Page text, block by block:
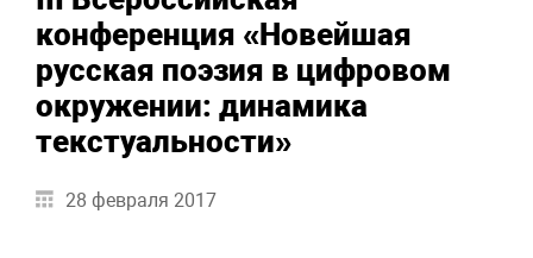
конференция «Новейшая
русская поэзия в цифровом
окружении: динамика
текстуальности»
28 февраля 2017